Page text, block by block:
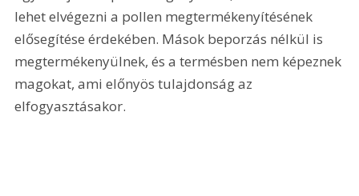
lehet elvégezni a pollen megtermékenyítésének
elősegítése érdekében. Mások beporzás nélkül is
megtermékenyülnek, és a termésben nem képeznek
magokat, ami előnyös tulajdonság az
elfogyasztásakor.